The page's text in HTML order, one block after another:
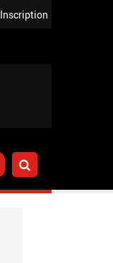
Inscription